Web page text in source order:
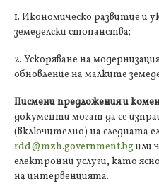
1. Икономическо развитие и
земеделски стопанства;
2. Ускоряване на
обновление на малките
Писмени предложения и
документи могат да се
(включително) на следната
rdd@mzh.government.bgили
електронни услуги, като
на интервенцията.